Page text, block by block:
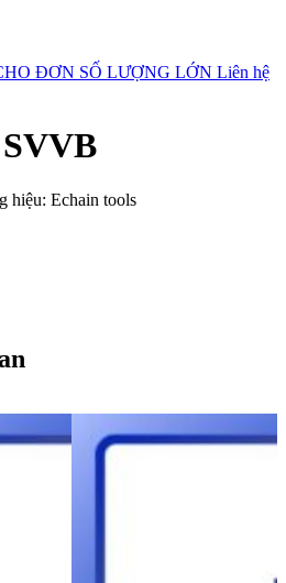
ĐƠN SỐ LƯỢNG LỚN Liên hệ
hiệu: Echain tools